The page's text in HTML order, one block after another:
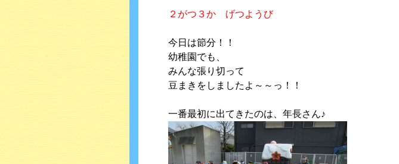
２がつ３か げつようび
今日は節分！！
幼稚園でも、
みんな張り切って
豆まきをしましたよ～～っ！！
一番最初に出てきたのは、年長さん♪